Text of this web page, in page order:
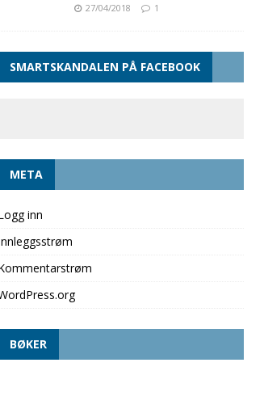
27/04/2018 1
SMARTSKANDALEN PÅ FACEBOOK
META
inn
BØKER